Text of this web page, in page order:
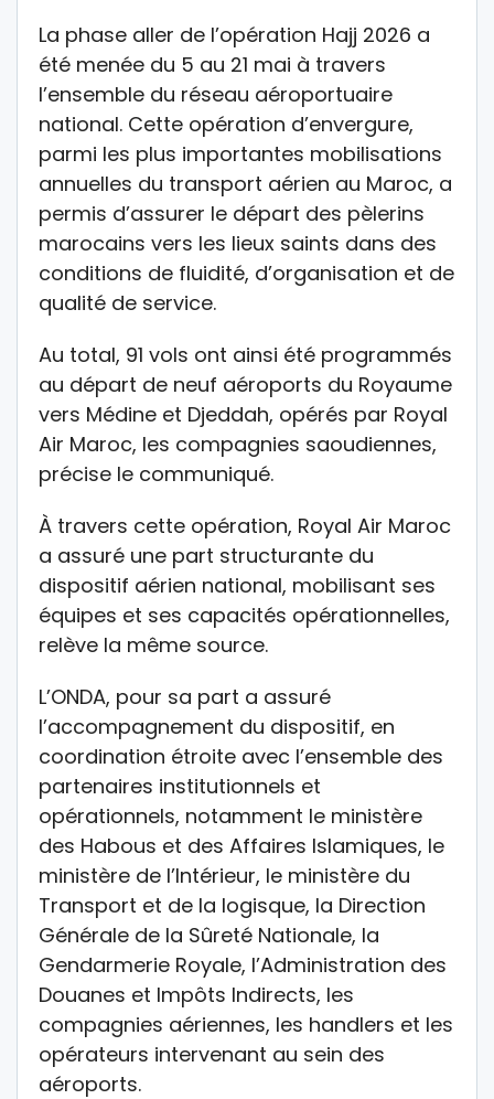
La phase aller de l’opération Hajj 2026 a
été menée du 5 au 21 mai à travers
l’ensemble du réseau aéroportuaire
national. Cette opération d’envergure,
parmi les plus importantes mobilisations
annuelles du transport aérien au Maroc, a
permis d’assurer le départ des pèlerins
marocains vers les lieux saints dans des
conditions de fluidité, d’organisation et de
qualité de service.
Au total, 91 vols ont ainsi été programmés
au départ de neuf aéroports du Royaume
vers Médine et Djeddah, opérés par Royal
Air Maroc, les compagnies saoudiennes,
précise le communiqué.
À travers cette opération, Royal Air Maroc
a assuré une part structurante du
dispositif aérien national, mobilisant ses
équipes et ses capacités opérationnelles,
relève la même source.
L’ONDA, pour sa part a assuré
l’accompagnement du dispositif, en
coordination étroite avec l’ensemble des
partenaires institutionnels et
opérationnels, notamment le ministère
des Habous et des Affaires Islamiques, le
ministère de l’Intérieur, le ministère du
Transport et de la logisque, la Direction
Générale de la Sûreté Nationale, la
Gendarmerie Royale, l’Administration des
Douanes et Impôts Indirects, les
compagnies aériennes, les handlers et les
opérateurs intervenant au sein des
aéroports.